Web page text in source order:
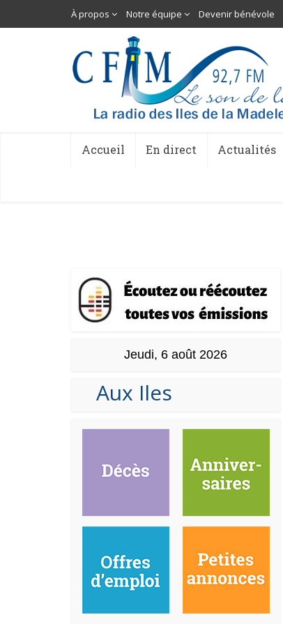
À propos Notre équipe Devenir bénévole
Accueil En direct Actualités
Jeudi, 6 août 2026
Aux Iles